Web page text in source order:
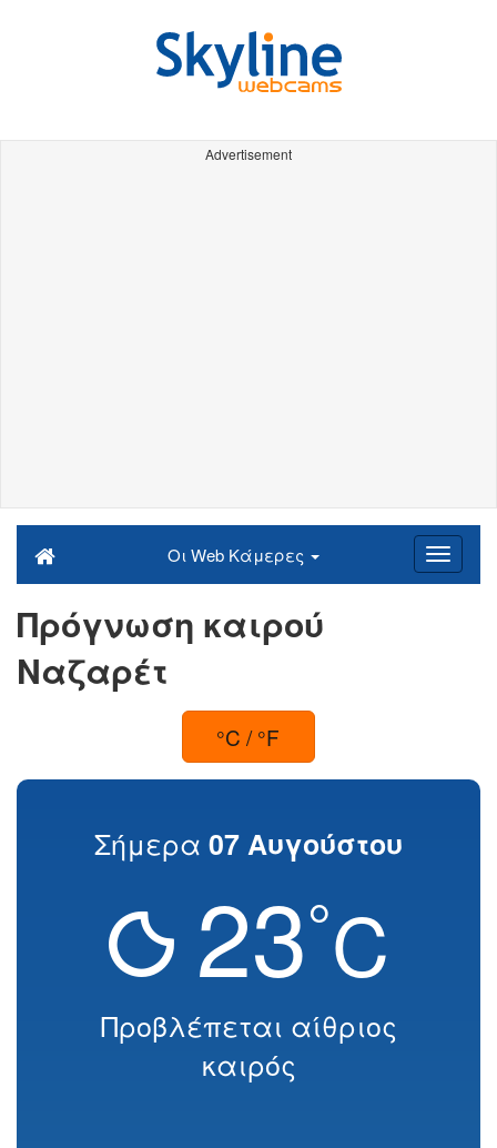
Advertisement
Οι Web Κάμερες
Πρόγνωση καιρού
Ναζαρέτ
°C / °F
Σήμερα 07 Αυγούστου
23°C
Προβλέπεται αίθριος
καιρός